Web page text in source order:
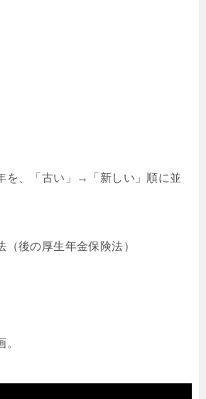
を、「古い」→「新しい」順に並
後の厚生年金保険法）